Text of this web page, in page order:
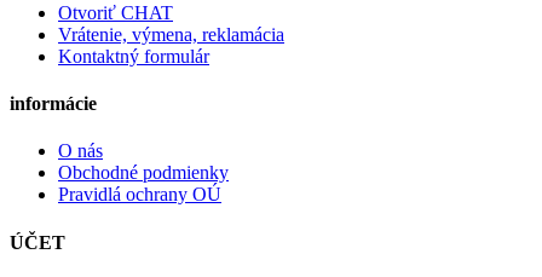
Otvoriť CHAT
Vrátenie, výmena, reklamácia
Kontaktný formulár
informácie
O nás
Obchodné podmienky
Pravidlá ochrany OÚ
ÚČET